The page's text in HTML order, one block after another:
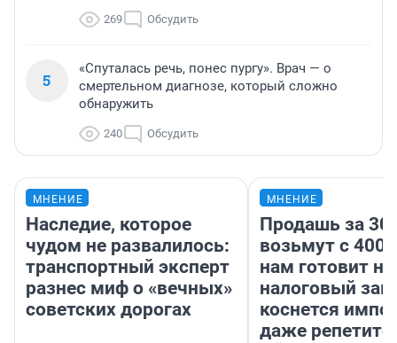
269 Обсудить
5
«Спуталась речь, понес пургу». Врач — о
смертельном диагнозе, который сложно
обнаружить
240 Обсудить
МНЕНИЕ
Наследие, которое
чудом не развалилось:
транспортный эксперт
разнес миф о «вечных»
советских дорогах
МНЕНИЕ
Продашь за
возьмут с
нам готовит
налоговый
коснется
даже